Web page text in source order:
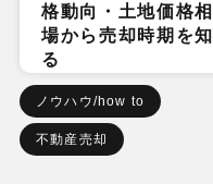
格動向・土地価格相
場から売却時期を知
る
ノウハウ/how to
不動産売却